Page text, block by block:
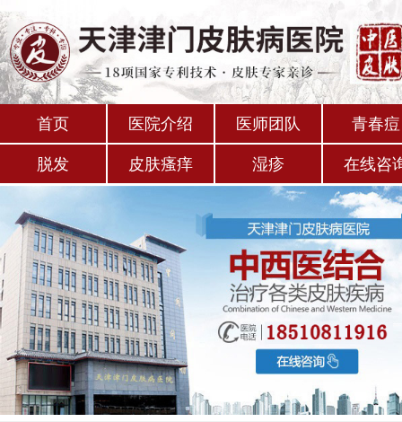
首页 医院介绍 医师团队 青春痘
脱发 皮肤瘙痒 湿疹 在线咨